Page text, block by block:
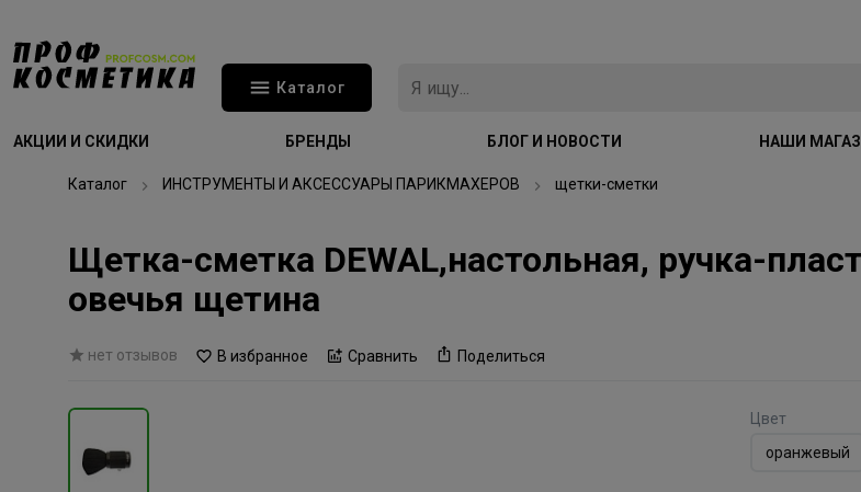
Каталог
АКЦИИ И СКИДКИ БРЕНДЫ БЛОГ И НОВОСТИ НАШИ
Каталог ИНСТРУМЕНТЫ И АКСЕССУАРЫ ПАРИКМАХЕРОВ щетки-сметки
Щетка-сметка DEWAL,настольная, ручка-
овечья щетина
нет отзывов В избранное Сравнить Поделиться
Цвет
оранжевый